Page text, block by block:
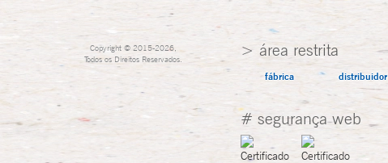
Copyright © 2015-2026,
Todos os Direitos Reservados.
> área restrita
fábrica distribuidor
# segurança web